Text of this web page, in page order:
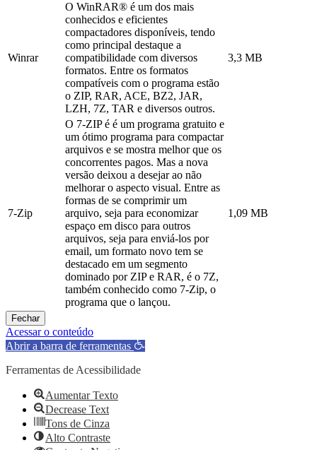
Winrar
O WinRAR® é um dos mais
conhecidos e eficientes
compactadores disponíveis, tendo
como principal destaque a
compatibilidade com diversos
formatos. Entre os formatos
compatíveis com o programa estão
o ZIP, RAR, ACE, BZ2, JAR,
LZH, 7Z, TAR e diversos outros.
3,3 MB
7-Zip
O 7-ZIP é é um programa gratuito e
um ótimo programa para compactar
arquivos e se mostra melhor que os
concorrentes pagos. Mas a nova
versão deixou a desejar ao não
melhorar o aspecto visual. Entre as
formas de se comprimir um
arquivo, seja para economizar
espaço em disco para outros
arquivos, seja para enviá-los por
email, um formato novo tem se
destacado em um segmento
dominado por ZIP e RAR, é o 7Z,
também conhecido como 7-Zip, o
programa que o lançou.
1,09 MB
Fechar
Acessar o conteúdo
Abrir a barra de ferramentas
Ferramentas de Acessibilidade
Aumentar Texto
Decrease Text
Tons de Cinza
Alto Contraste